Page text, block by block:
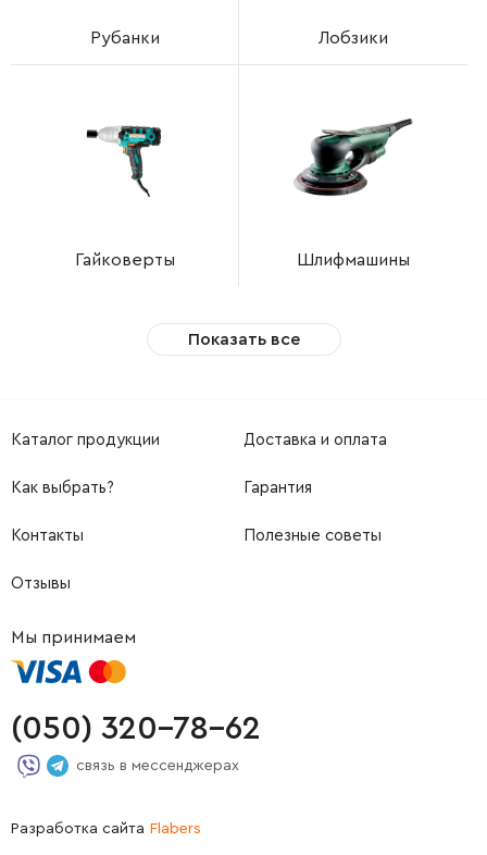
Рубанки Лобзики
Гайковерты Шлифмашины
Показать все
Каталог продукции Доставка и оплата
Как выбрать? Гарантия
Контакты Полезные советы
Отзывы
Мы принимаем
(050) 320-78-62
связь в мессенджерах
Разработка сайта Flabers